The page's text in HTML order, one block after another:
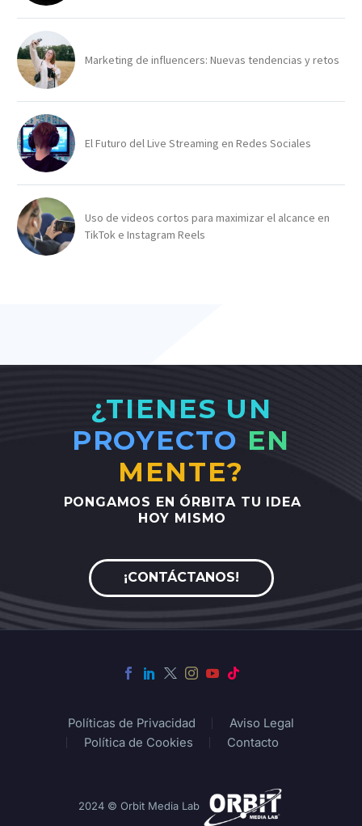
Marketing de influencers: Nuevas tendencias y retos
El Futuro del Live Streaming en Redes Sociales
Uso de videos cortos para maximizar el alcance en
TikTok e Instagram Reels
¿TIENES UN
PROYECTO EN
MENTE?
PONGAMOS EN ÓRBITA TU
IDEA
HOY MISMO
¡CONTÁCTANOS!
Políticas de Privacidad
Aviso Legal
Política de Cookies
Contacto
2024 © Orbit Media Lab